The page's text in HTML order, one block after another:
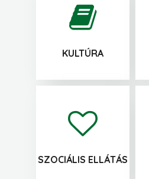
KULTÚRA
SZOCIÁLIS ELLÁTÁS